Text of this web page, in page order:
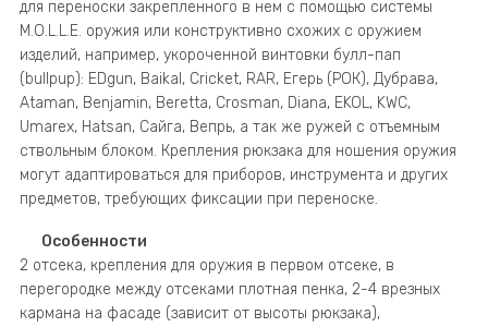
для переноски закрепленного в нем с помощью системы
M.O.L.L.E. оружия или конструктивно схожих с оружием
изделий, например, укороченной винтовки булл-пап
(bullpup): EDgun, Baikal, Cricket, RAR, Егерь (РОК), Дубрава,
Ataman, Benjamin, Beretta, Crosman, Diana, EKOL, KWC,
Umarex, Hatsan, Сайга, Вепрь, а так же ружей с отъемным
ствольным блоком. Крепления рюкзака для ношения оружия
могут адаптироваться для приборов, инструмента и других
предметов, требующих фиксации при переноске.
Особенности
2 отсека, крепления для оружия в первом отсеке, в
перегородке между отсеками плотная пенка, 2-4 врезных
кармана на фасаде (зависит от высоты рюкзака),